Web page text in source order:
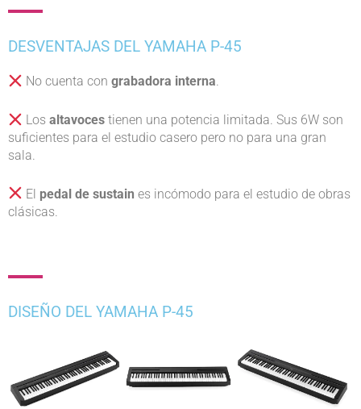
DESVENTAJAS DEL YAMAHA P-45
No cuenta congrabadora interna.
Losaltavoces tienen una potencia limitada. Sus 6W son
suficientes para el estudio casero pero no para una gran
sala.
El pedal de sustain es incómodo para el estudio de obras
clásicas.
DISEÑO DEL YAMAHA P-45